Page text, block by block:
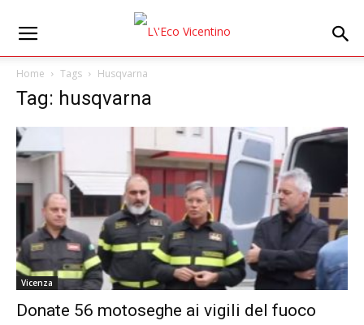
Home Tags Husqvarna
Tag: husqvarna
Vicenza
Donate 56 motoseghe ai vigili del fuoco